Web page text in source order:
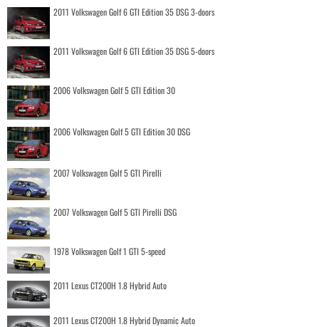
2011 Volkswagen Golf 6 GTI Edition 35 DSG 3-doors
2011 Volkswagen Golf 6 GTI Edition 35 DSG 5-doors
2006 Volkswagen Golf 5 GTI Edition 30
2006 Volkswagen Golf 5 GTI Edition 30 DSG
2007 Volkswagen Golf 5 GTI Pirelli
2007 Volkswagen Golf 5 GTI Pirelli DSG
1978 Volkswagen Golf 1 GTI 5-speed
2011 Lexus CT200H 1.8 Hybrid Auto
2011 Lexus CT200H 1.8 Hybrid Dynamic Auto